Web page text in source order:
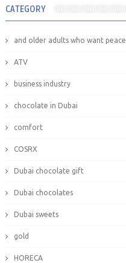
CATEGORY
and older adults who want peace
ATV
business industry
chocolate in Dubai
comfort
COSRX
Dubai chocolate gift
Dubai chocolates
Dubai sweets
gold
HORECA